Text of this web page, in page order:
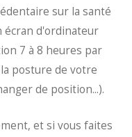
sur la santé
écran d'ordinateur
7 à 8 heures par
posture de votre
de position...).
et si vous faites